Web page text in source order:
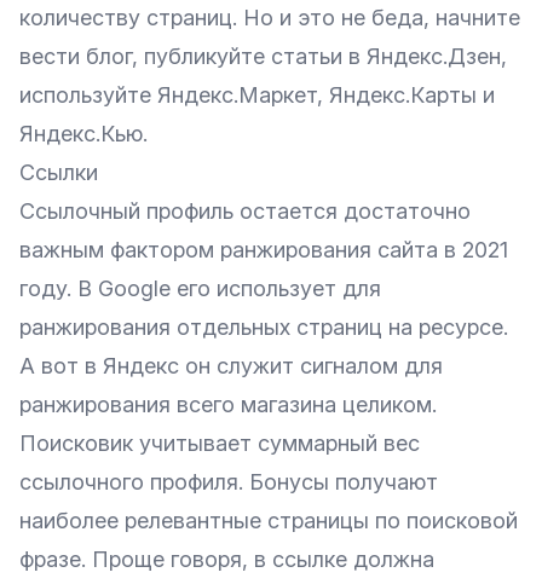
количеству страниц. Но и это не беда, начните
вести блог, публикуйте статьи в Яндекс.Дзен,
используйте Яндекс.Маркет, Яндекс.Карты и
Яндекс.Кью.
Ссылки
Ссылочный профиль остается достаточно
важным фактором ранжирования сайта в 2021
году. В Google его использует для
ранжирования отдельных страниц на ресурсе.
А вот в Яндекс он служит сигналом для
ранжирования всего магазина целиком.
Поисковик учитывает суммарный вес
ссылочного профиля. Бонусы получают
наиболее релевантные страницы по поисковой
фразе. Проще говоря, в ссылке должна